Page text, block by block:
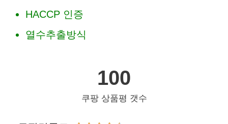
HACCP 인증
열수추출방식
쿠팡 상품평 갯수
100